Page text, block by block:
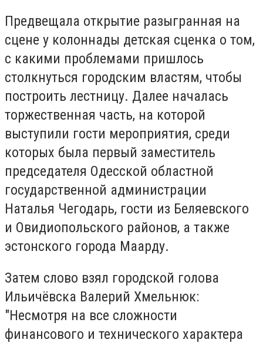
Предвещала открытие разыгранная на
сцене у колоннады детская сценка о том,
с какими проблемами пришлось
столкнуться городским властям, чтобы
построить лестницу. Далее началась
торжественная часть, на которой
выступили гости мероприятия, среди
которых была первый заместитель
председателя Одесской областной
государственной администрации
Наталья Чегодарь, гости из Беляевского
и Овидиопольского районов, а также
эстонского города Маарду.
Затем слово взял городской голова
Ильичёвска Валерий Хмельнюк:
"Несмотря на все сложности
финансового и технического характера